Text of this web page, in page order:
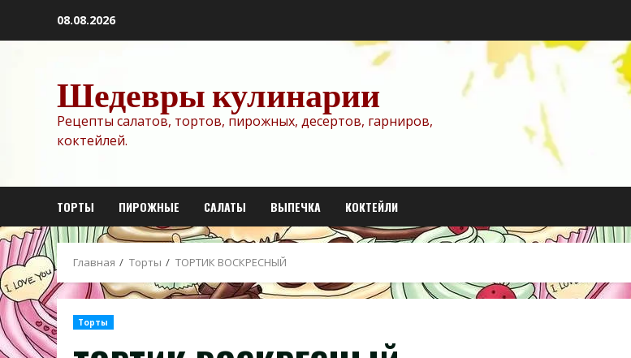
08.08.2026
Шедевры кулинарии
Рецепты салатов, тортов, пирожных, десертов, гарниров,
коктейлей.
ТОРТЫ ПИРОЖНЫЕ САЛАТЫ ВЫПЕЧКА КОКТЕЙЛИ
Главная Торты ТОРТИК ВОСКРЕСНЫЙ
Торты